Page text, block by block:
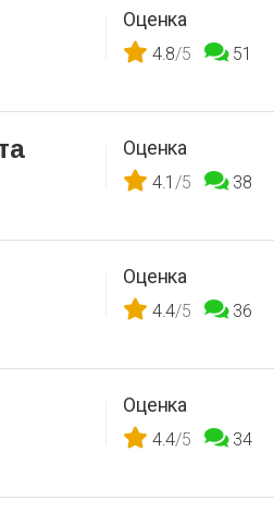
Оценка
4.8/5 51
Оценка
4.1/5 38
Оценка
4.4/5 36
Оценка
4.4/5 34